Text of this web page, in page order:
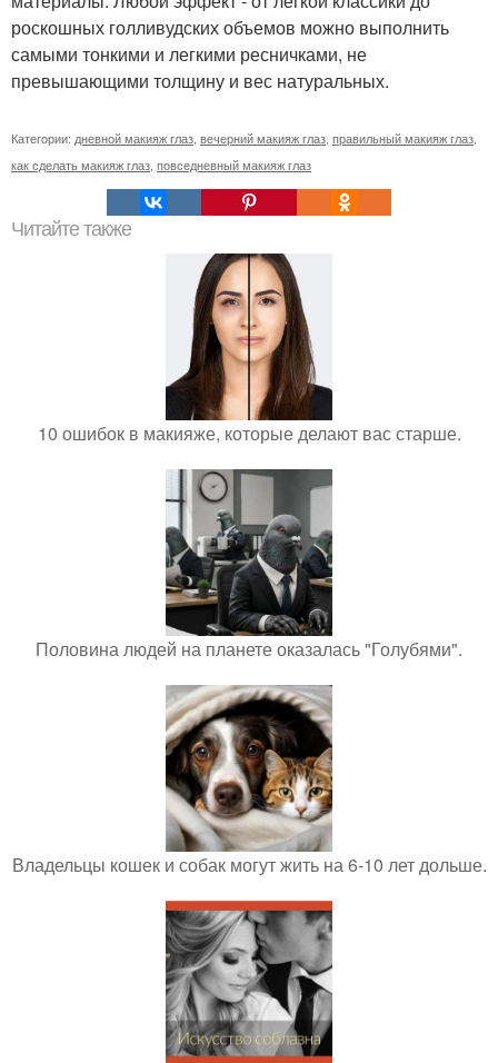
роскошных голливудских объемов можно выполнить
самыми тонкими и легкими ресничками, не
превышающими толщину и вес натуральных.
Категории: дневной макияж глаз вечерний макияж глаз правильный макияж глаз
как сделать макияж глаз повседневный макияж глаз
Читайте также
10 ошибок в макияже, которые делают вас старше.
Половина людей на планете оказалась "Голубями".
Владельцы кошек и собак могут жить на 6-10 лет дольше.